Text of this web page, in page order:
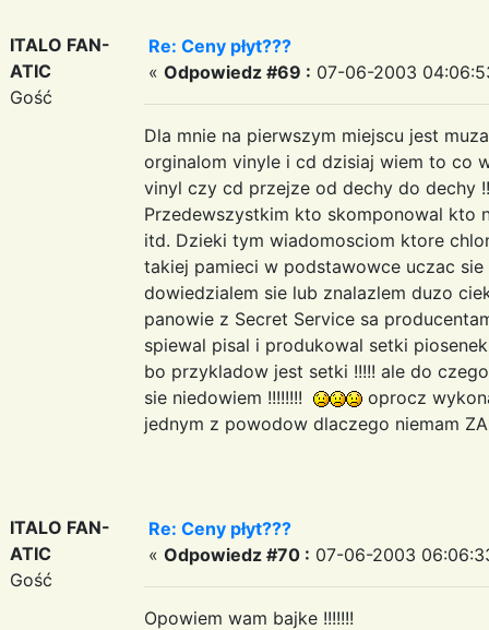
ITALO FAN-
ATIC
Gość
Re: Ceny płyt???
« Odpowiedz #69 : 07-06-2003
Dla mnie na pierwszym miejscu jest
orginalom vinyle i cd dzisiaj wiem to co
vinyl czy cd przejze od dechy do dechy
Przedewszystkim kto skomponowal kto
itd. Dzieki tym wiadomosciom ktore
takiej pamieci w podstawowce uczac
dowiedzialem sie lub znalazlem duzo
panowie z Secret Service sa
spiewal pisal i produkowal setki
bo przykladow jest setki !!!!! ale do
sie niedowiem !!!!!!!!
oprocz
jednym z powodow dlaczego niemam
ITALO FAN-
ATIC
Gość
Re: Ceny płyt???
« Odpowiedz #70 : 07-06-2003
Opowiem wam bajke !!!!!!!